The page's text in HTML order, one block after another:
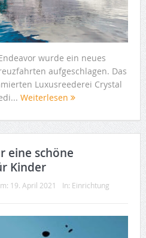
wurde ein neues
aufgeschlagen. Das
Luxusreederei Crystal
Weiterlesen
eine schöne
Kinder
19. April 2021 In: Einrichtung